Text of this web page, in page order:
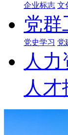
企业标志 文
党群
党史学习 党
人
人